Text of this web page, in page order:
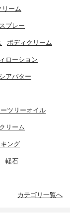
リーム
プレー
ボディクリーム
ローション
シアバター
ツリーオイル
リーム
ング
軽石
カテゴリ一覧へ